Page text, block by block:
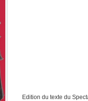
Edition du texte du